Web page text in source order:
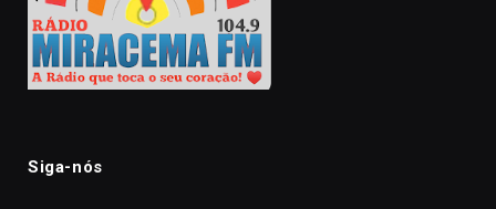
Siga-nós